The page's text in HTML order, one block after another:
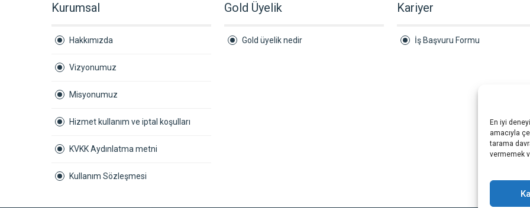
En iyi
amacıyla
tarama
vermemek
Kurumsal
Hakkımızda
Vizyonumuz
Misyonumuz
Hizmet kullanım ve iptal koşulları
KVKK Aydınlatma metni
Kullanım Sözleşmesi
Gold Üyelik
Gold üyelik nedir
Kariyer
İş Başvuru Formu